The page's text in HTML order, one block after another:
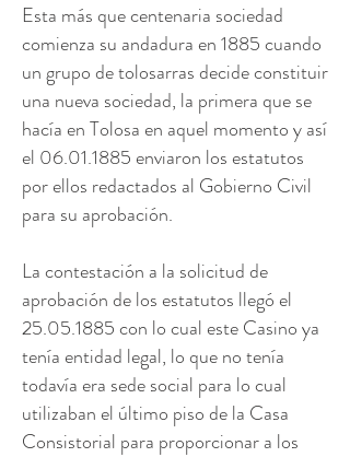
Esta más que centenaria sociedad
comienza su andadura en 1885 cuando
un grupo de tolosarras decide constituir
una nueva sociedad, la primera que se
hacía en Tolosa en aquel momento y así
el 06.01.1885enviaron los estatutos
por ellos redactados al Gobierno Civil
para su aprobación.
La contestación a la solicitud de
aprobación de los estatutos llegó el
25.05.1885con lo cual este Casino ya
tenía entidad legal, lo que no tenía
todavía era sede social para lo cual
utilizaban el último piso de la Casa
Consistorial para proporcionar a los